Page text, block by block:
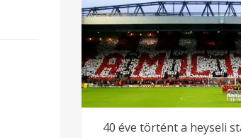
40 éve történt a heyseli